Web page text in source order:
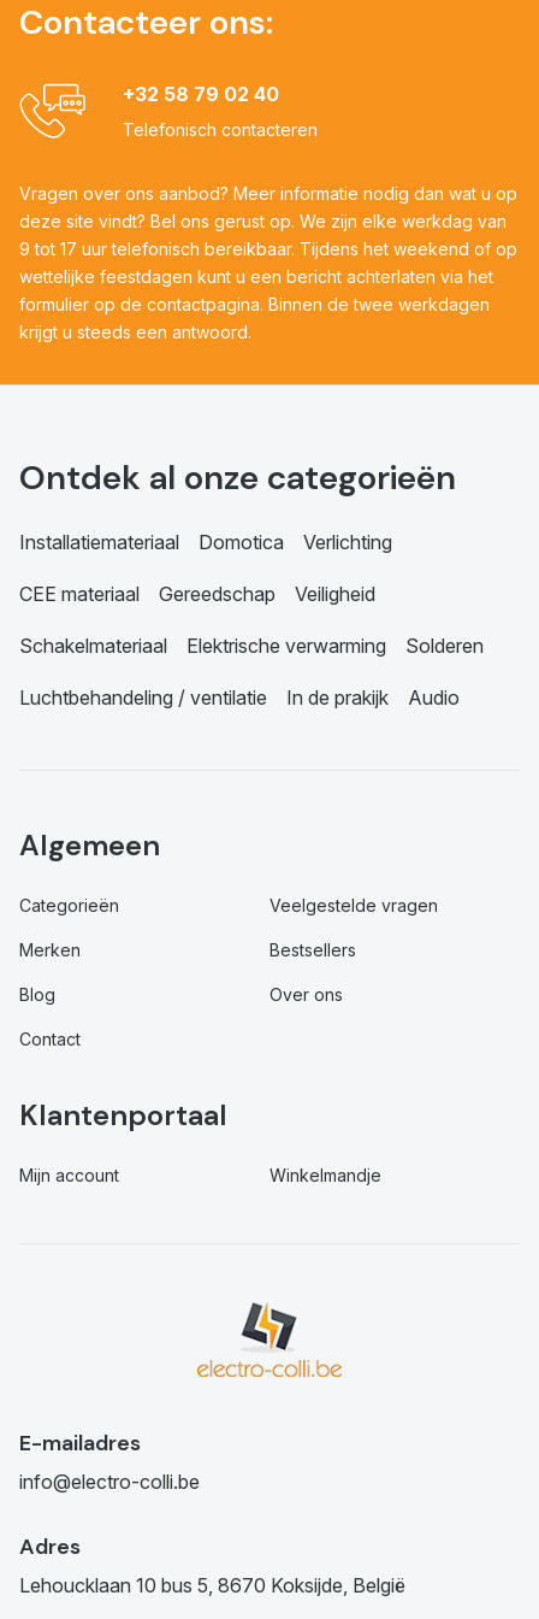
Contacteer ons:
+32 58 79 02 40
Telefonisch contacteren
Vragen over ons aanbod? Meer informatie nodig dan wat u op
deze site vindt? Bel ons gerust op. We zijn elke werkdag van
9 tot 17 uur telefonisch bereikbaar. Tijdens het weekend of op
wettelijke feestdagen kunt u een bericht achterlaten via het
formulier op de contactpagina. Binnen de twee werkdagen
krijgt u steeds een antwoord.
Ontdek al onze categorieën
Installatiemateriaal Domotica Verlichting
CEE materiaal Gereedschap Veiligheid
Schakelmateriaal Elektrische verwarming Solderen
Luchtbehandeling / ventilatie In de prakijk Audio
Algemeen
Categorieën Veelgestelde vragen
Merken Bestsellers
Blog Over ons
Contact
Klantenportaal
Mijn account Winkelmandje
E-mailadres
info@electro-colli.be
Adres
Lehoucklaan 10 bus 5, 8670 Koksijde, België